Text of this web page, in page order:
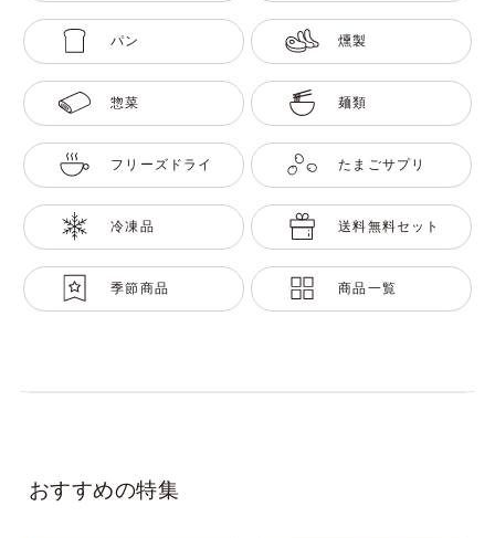
パン 燻製
惣菜 麺類
フリーズドライ たまごサプリ
冷凍品 送料無料セット
季節商品 商品一覧
おすすめの特集